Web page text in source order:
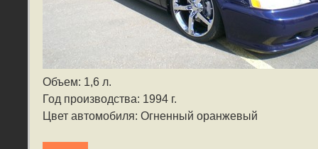
Объем: 1,6 л.
Год производства: 1994 г.
Цвет автомобиля: Огненный оранжевый